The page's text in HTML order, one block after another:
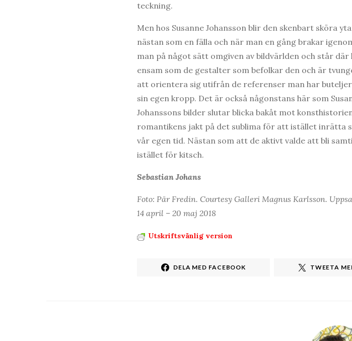
teckning.
Men hos Susanne Johansson blir den skenbart sköra
nästan som en fälla och när man en gång brakar
man på något sätt omgiven av bildvärlden och står där
ensam som de gestalter som befolkar den och är
att orientera sig utifrån de referenser man har
sin egen kropp. Det är också någonstans här som
Johanssons bilder slutar blicka bakåt mot
romantikens jakt på det sublima för att istället inrätta
vår egen tid. Nästan som att de aktivt valde att bli
istället för kitsch.
Sebastian Johans
Foto: Pär Fredin. Courtesy Galleri Magnus Karlsson.
14 april – 20 maj 2018
Utskriftsvänlig version
DELA MED FACEBOOK TWEETA